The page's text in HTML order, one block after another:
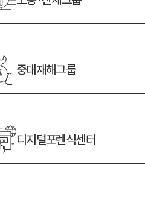
중대재해그룹
디지털포렌식센터